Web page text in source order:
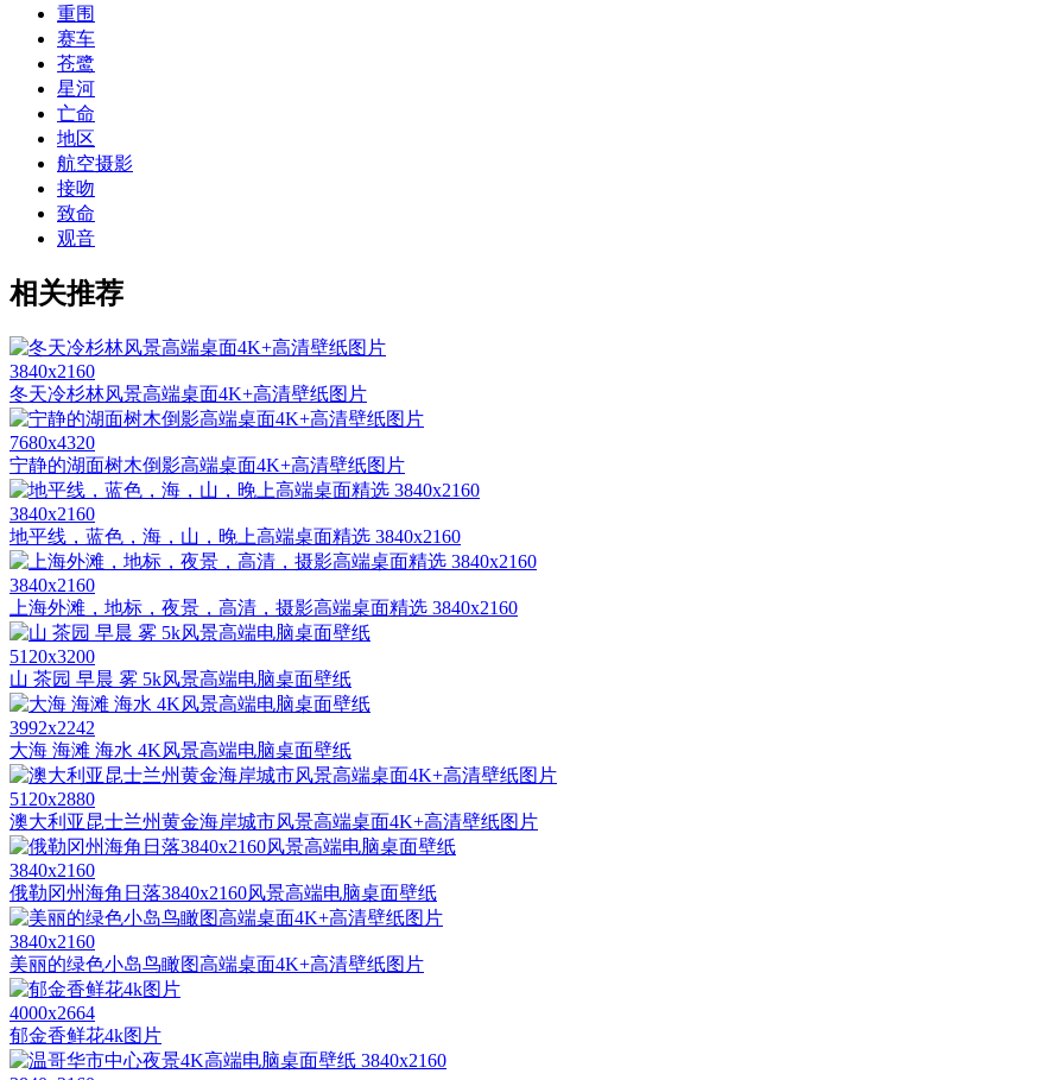
重围
赛车
苍鹭
星河
亡命
地区
航空摄影
接吻
致命
观音
相关推荐
3840x2160
冬天冷杉林风景高端桌面4K+高清壁纸图片
7680x4320
宁静的湖面树木倒影高端桌面4K+高清壁纸图片
3840x2160
地平线，蓝色，海，山，晚上高端桌面精选 3840x2160
3840x2160
上海外滩，地标，夜景，高清，摄影高端桌面精选 3840x2160
5120x3200
山 茶园 早晨 雾 5k风景高端电脑桌面壁纸
3992x2242
大海 海滩 海水 4K风景高端电脑桌面壁纸
5120x2880
澳大利亚昆士兰州黄金海岸城市风景高端桌面4K+高清壁纸图片
3840x2160
俄勒冈州海角日落3840x2160风景高端电脑桌面壁纸
3840x2160
美丽的绿色小岛鸟瞰图高端桌面4K+高清壁纸图片
4000x2664
郁金香鲜花4k图片